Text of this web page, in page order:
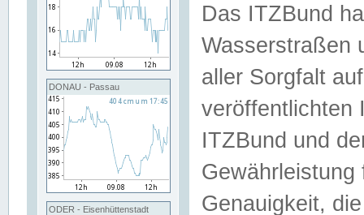
DONAU - Passau
ODER - Eisenhüttenstadt
Das ITZBund
Wasserstraßen
aller Sorgfalt
veröffentlichten
ITZBund und
Genauigkeit,